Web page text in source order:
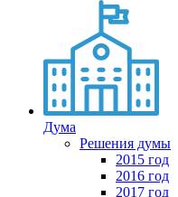
Дума
Решения думы
2015 год
2016 год
2017 год